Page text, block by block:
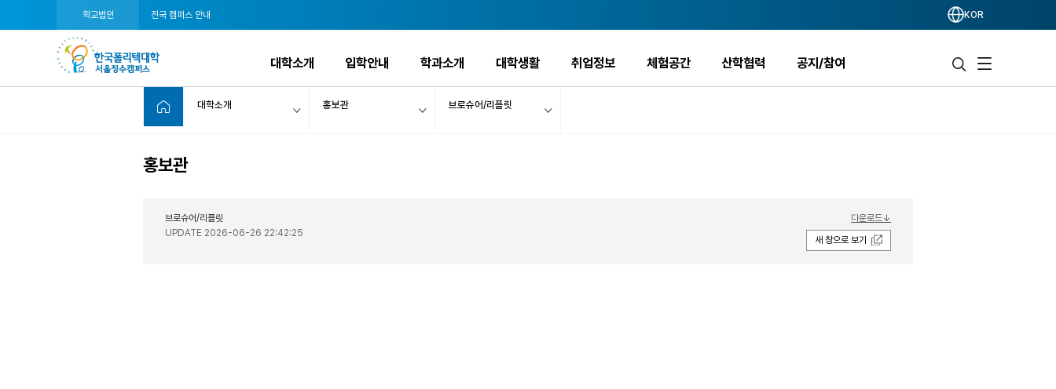
학교법인 전국 캠퍼스 안내 KOR
대학소개 입학안내 학과소개 대학생활 취업정보 체험공간 산학협력 공지/참여
대학소개 홍보관 브로슈어/리플릿
홍보관
브로슈어/리플릿
다운로드↓
UPDATE 2026-06-26 22:42:25
새 창으로 보기